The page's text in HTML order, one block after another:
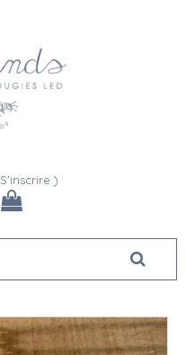
S'inscrire )